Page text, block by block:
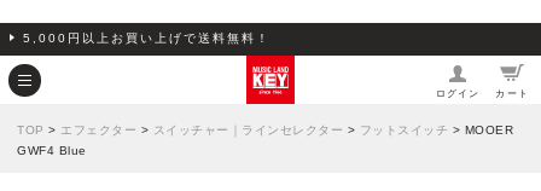
5,000円以上お買い上げで送料無料！
ログイン カート
TOP > エフェクター > スイッチャー｜ラインセレクター > フットスイッチ > MOOER
GWF4 Blue